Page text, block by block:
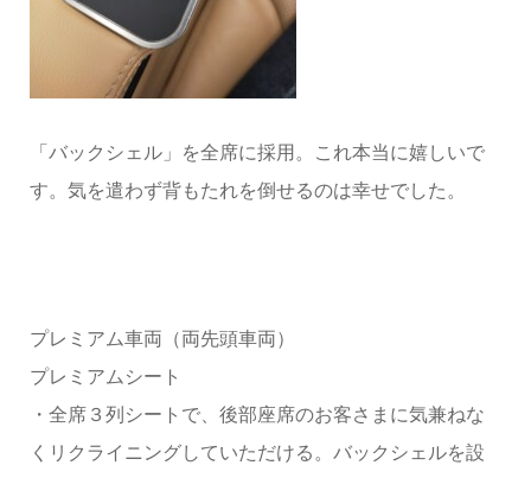
「バックシェル」を全席に採用。これ本当に嬉しいで
す。気を遣わず背もたれを倒せるのは幸せでした。
プレミアム車両（両先頭車両）
プレミアムシート
・全席３列シートで、後部座席のお客さまに気兼ねな
くリクライニングしていただける。バックシェルを設